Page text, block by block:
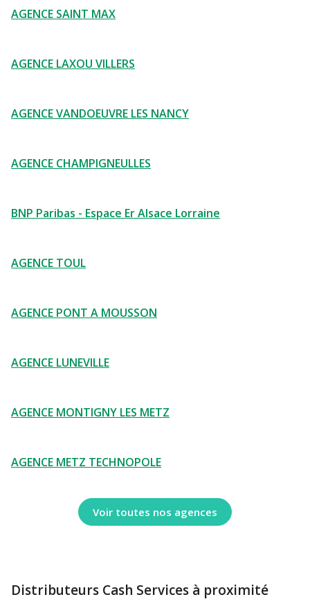
AGENCE SAINT MAX
AGENCE LAXOU VILLERS
AGENCE VANDOEUVRE LES NANCY
AGENCE CHAMPIGNEULLES
BNP Paribas - Espace Er Alsace Lorraine
AGENCE TOUL
AGENCE PONT A MOUSSON
AGENCE LUNEVILLE
AGENCE MONTIGNY LES METZ
AGENCE METZ TECHNOPOLE
Voir toutes nos agences
Distributeurs Cash Services à proximité